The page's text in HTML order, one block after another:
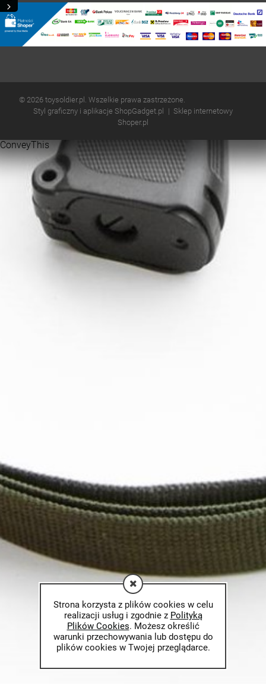
Strona korzysta z plików cookies w celu
realizacji usług i zgodnie z Polityką
Plików Cookies. Możesz określić
warunki przechowywania lub dostępu do
plików cookies w Twojej przeglądarce.
© 2026 toysoldier.pl. Wszelkie prawa zastrzeżone.
Styl graficzny i aplikacje ShopGadget.pl
Sklep internetowy
Shoper.pl
ConveyThis